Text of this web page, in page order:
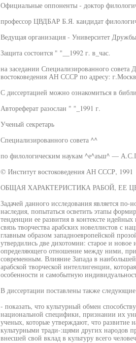
Официальные оппоненты - доктор
профессор ЦВДБАР Б.Я. кандидат
Ведущая организация - Университет
Защита состоится " "__1992 г. в_час.
на заседании Специализированного
востоковедения АН СССР по адресу:
С диссертацией можно ознакомиться в
Автореферат разослан " "_1991 г.
Ученый секретарь
Специализированного совета ^^
по филологическим наукам ^е^аъш^ —
© Институт востоковедения АН СССР, 1991
ОБЩАЯ ХАРАКТЕРИСТИКА РАБОЙ, ЕЕ
Задачей данного исследования является
наследия, попытаться осветить этапы
тенденции ее развития в контексте
связь творчества арабских новеллистов с
главным образом западноевропейской
утвердились две дихотомии: старое и
определяющего отношение между ними,
современным. Влияние Запада в наибольшей
арабской творческой интеллигенции,
особенности и самобытную
В диссертации поставлены также следующие
- показать, что культурный обмен
национальной специфики, признании их
ученых, которые утверждают, что развитие
культурными тради-:щями других народов
внесшей свой вклад в культуру всего